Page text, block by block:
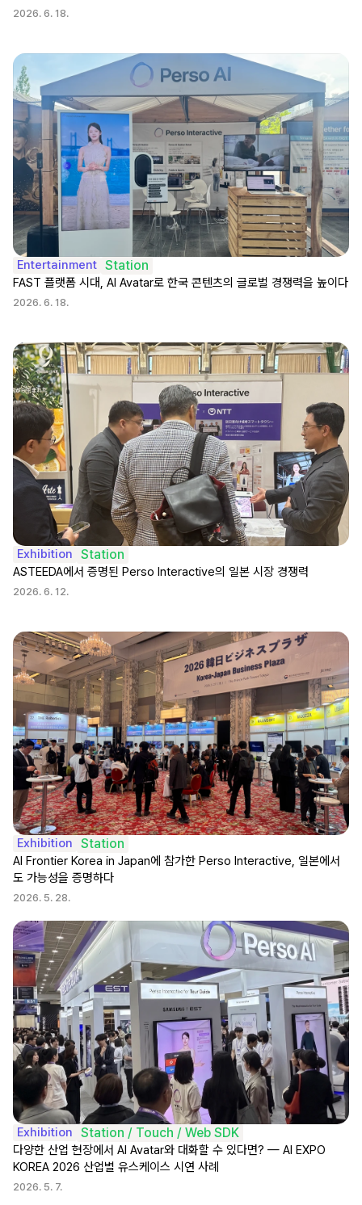
2026. 6. 18.
Entertainment Station
FAST 플랫폼 시대, AI Avatar로 한국 콘텐츠의 글로벌 경쟁력을 높이다
2026. 6. 18.
Exhibition Station
ASTEEDA에서 증명된 Perso Interactive의 일본 시장 경쟁력
2026. 6. 12.
Exhibition Station
AI Frontier Korea in Japan에 참가한 Perso Interactive, 일본에서
도 가능성을 증명하다
2026. 5. 28.
Exhibition Station / Touch / Web SDK
다양한 산업 현장에서 AI Avatar와 대화할 수 있다면? — AI EXPO
KOREA 2026 산업별 유스케이스 시연 사례
2026. 5. 7.